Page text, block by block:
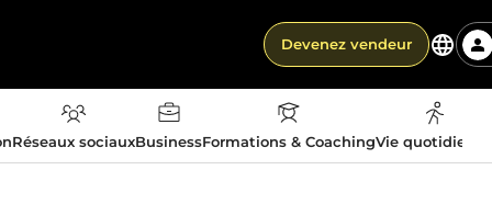
Devenez vendeur
Réseaux sociauxBusinessFormations & CoachingVie